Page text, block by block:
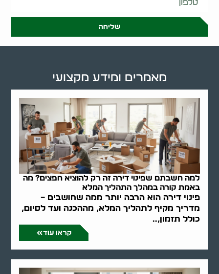
שליחה
למה חשבתם שפינוי דירה זה רק להוציא חפצים? מה
באמת קורה במהלך התהליך המלא
פינוי דירה הוא הרבה יותר ממה שחושבים –
מדריך מקיף לתהליך המלא, מההכנה ועד לסיום,
כולל תזמון,..
קראו עוד
מאמרים ומידע מקצועי